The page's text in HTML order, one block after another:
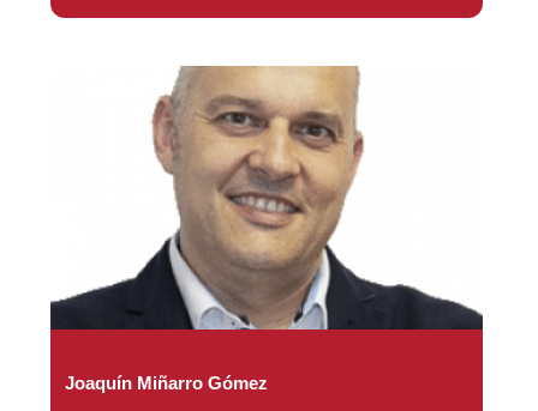
Joaquín Miñarro Gómez